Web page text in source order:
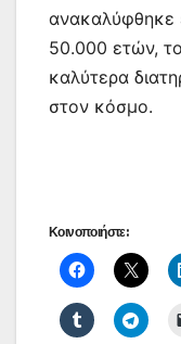
ανακαλύφθηκε
50.000 ετών,
καλύτερα
στον κόσμο.
Κοινοποιήστε: